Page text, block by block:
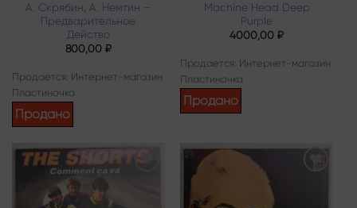
А. Скрябин, А. Немтин –
Предварительное
Действо
800,00 ₽
Продается: Интернет-магазин
Пластиночка
Продано
Machine Head Deep
Purple
4000,00₽
Продается: Интернет-магазин
Пластиночка
Продано